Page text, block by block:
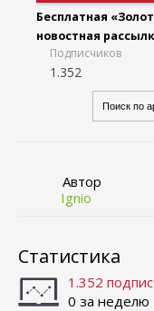
Бесплатная
новостная
Подписчиков
1.352
Автор
Ignio
Статистика
1.352
0 за неделю